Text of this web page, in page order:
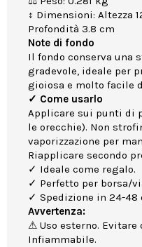
↕ Dimensioni: Altezza
Profondità 3.8 cm
Note di fondo
Il fondo conserva una
gradevole, ideale per
gioiosa e molto facile
✓ Come usarlo
Applicare sui punti di
le orecchie). Non
vaporizzazione per
Riapplicare secondo
✓ Ideale come regalo.
✓ Perfetto per borsa/
✓ Spedizione in 24-48
Avvertenza:
⚠ Uso esterno.
Infiammabile.